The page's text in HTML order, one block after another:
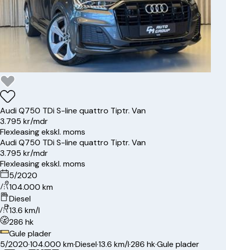
AudiQ750 TDi S-line quattro Tiptr. Van
3.795 kr/mdr
Flexleasing ekskl. moms
AudiQ750 TDi S-line quattro Tiptr. Van
3.795 kr/mdr
Flexleasing ekskl. moms
5/2020
104.000 km
Diesel
13.6 km/l
286 hk
Gule plader
5/2020·104.000 km·Diesel·13.6 km/l·286 hk·Gule plader